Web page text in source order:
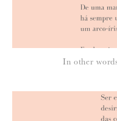
In other